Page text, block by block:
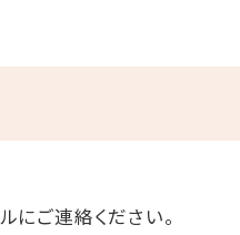
にご連絡ください。